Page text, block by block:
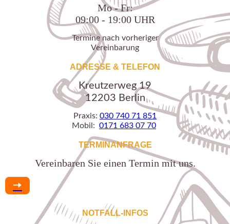
Mo - Fr:
09:00 - 19:00 UHR
Termine nach vorheriger
Vereinbarung
ADRESSE & TELEFON
Kreutzerweg 19
12203 Berlin
Praxis: 030 740 71 851
Mobil: 0171 683 07 70
TERMINANFRAGE
Vereinbaren Sie einen Termin mit uns.
🠆
NOTFALL-INFOS